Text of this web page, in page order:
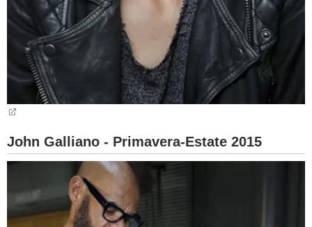
John Galliano - Primavera-Estate 2015